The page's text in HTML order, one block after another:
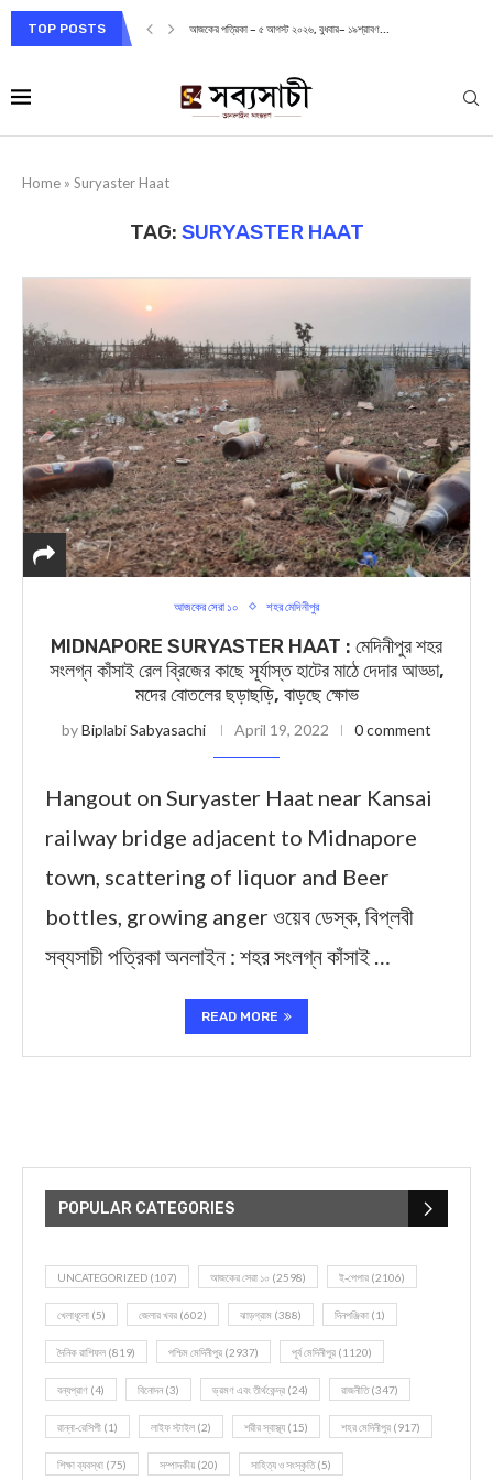
TOP POSTS আজকের পত্রিকা – ৫ আগস্ট ২০২৬, বুধবার– ১৯শ্রাবণ...
Home » Suryaster Haat
TAG: SURYASTER HAAT
আজকের সেরা ১০ শহর মেদিনীপুর
MIDNAPORE SURYASTER HAAT : মেদিনীপুর শহর
সংলগ্ন কাঁসাই রেল ব্রিজের কাছে সূর্যাস্ত হাটের মাঠে দেদার আড্ডা,
মদের বোতলের ছড়াছড়ি, বাড়ছে ক্ষোভ
byBiplabi Sabyasachi April 19, 2022 0 comment
Hangout on Suryaster Haat near Kansai
railway bridge adjacent to Midnapore
town, scattering of liquor and Beer
bottles, growing anger ওয়েব ডেস্ক, বিপ্লবী
সব্যসাচী পত্রিকা অনলাইন : শহর সংলগ্ন কাঁসাই …
READ MORE
POPULAR CATEGORIES
UNCATEGORIZED (107) আজকের সেরা ১০ (2598) ই-পেপার (2106)
খেলাধূলো (5) জেলার খবর (602) ঝাড়গ্রাম (388) দিনপঞ্জিকা (1)
দৈনিক রাশিফল (819) পশ্চিম মেদিনীপুর (2937) পূর্ব মেদিনীপুর (1120)
বন্যপ্রাণ (4) বিনোদন(3) ভ্রমণ এবং তীর্থকেন্দ্র (24) রাজনীতি(347)
রান্না-রেসিপী (1) লাইফ স্টাইল (2) শরীর স্বাস্থ্য (15) শহর মেদিনীপুর (917)
শিক্ষা ব্যবস্থা (75) সম্পাদকীয় (20) সাহিত্য ও সংস্কৃতি(5)